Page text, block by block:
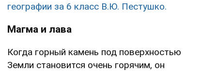
географии за 6 класс В.Ю. Пестушко.
Магма и лава
Когда горный камень под поверхностью
Земли становится очень горячим, он